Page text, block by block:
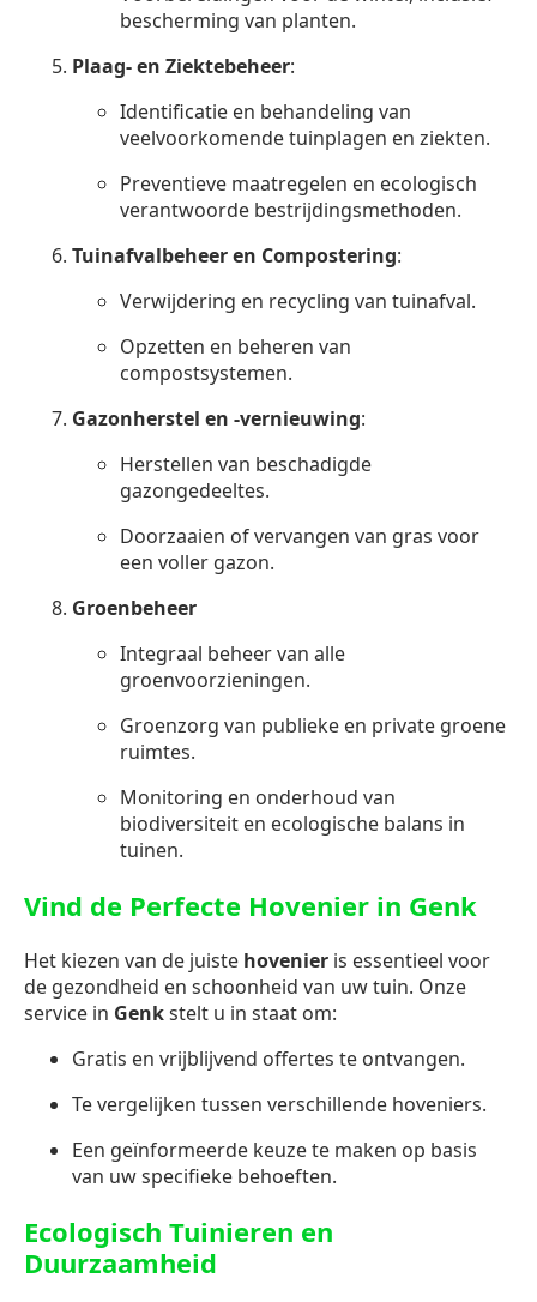
bescherming van planten.
Plaag- en Ziektebeheer:
Identificatie en behandeling van
veelvoorkomende tuinplagen en ziekten.
Preventieve maatregelen en ecologisch
verantwoorde bestrijdingsmethoden.
Tuinafvalbeheer en Compostering:
Verwijdering en recycling van tuinafval.
Opzetten en beheren van
compostsystemen.
Gazonherstel en -vernieuwing:
Herstellen van beschadigde
gazongedeeltes.
Doorzaaien of vervangen van gras voor
een voller gazon.
Groenbeheer
Integraal beheer van alle
groenvoorzieningen.
Groenzorg van publieke en private groene
ruimtes.
Monitoring en onderhoud van
biodiversiteit en ecologische balans in
tuinen.
Vind de Perfecte Hovenier in Genk
Het kiezen van de juiste hovenier is essentieel voor
de gezondheid en schoonheid van uw tuin. Onze
service in Genkstelt u in staat om:
Gratis en vrijblijvend offertes te ontvangen.
Te vergelijken tussen verschillende hoveniers.
Een geïnformeerde keuze te maken op basis
van uw specifieke behoeften.
Ecologisch Tuinieren en
Duurzaamheid